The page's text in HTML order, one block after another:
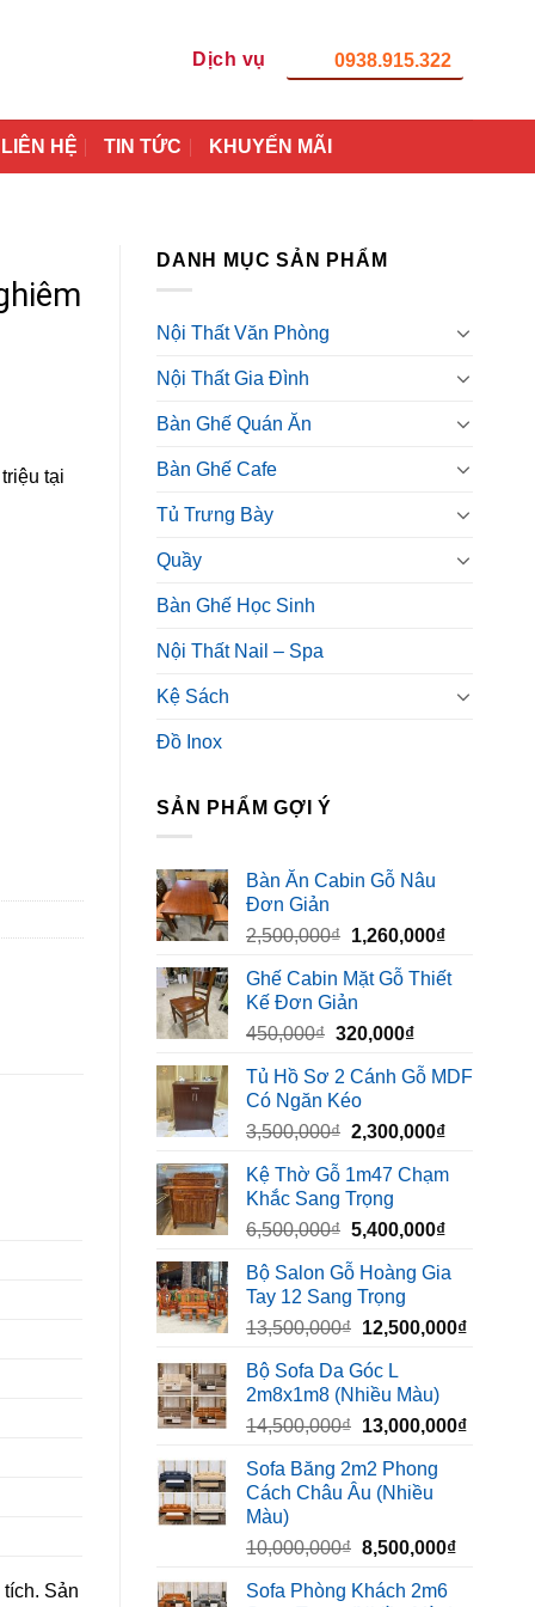
Dịch vụ 0938.915.322
LIÊN HỆ TIN TỨC KHUYẾN MÃI
DANH MỤC SẢN PHẨM
Nội Thất Văn Phòng
Nội Thất Gia Đình
Bàn Ghế Quán Ăn
Bàn Ghế Cafe
Tủ Trưng Bày
Quầy
Bàn Ghế Học Sinh
Nội Thất Nail – Spa
Kệ Sách
Đồ Inox
SẢN PHẨM GỢI Ý
Bàn Ăn Cabin Gỗ Nâu
Đơn Giản
2,500,000₫ Giá
là:
2,500,000₫.
1,260,000₫Giá
tại
Ghế Cabin Mặt Gỗ Thiết
Kế Đơn Giản
450,000₫ Giá
là:
450,000₫.
320,000₫Giá
tại
320,000₫.
Tủ Hồ Sơ 2 Cánh Gỗ MDF
Có Ngăn Kéo
3,500,000₫ Giá
là:
3,500,000₫.
2,300,000₫Giá
tại
Kệ Thờ Gỗ 1m47 Chạm
Khắc Sang Trọng
6,500,000₫ Giá
là:
6,500,000₫.
5,400,000₫Giá
tại
Bộ Salon Gỗ Hoàng Gia
Tay 12 Sang Trọng
13,500,000₫ Giá
là:
13,500,000₫.
12,500,000₫Giá
Bộ Sofa Da Góc L
2m8x1m8 (Nhiều Màu)
14,500,000₫ Giá
là:
14,500,000₫.
13,000,000₫Giá
Sofa Băng 2m2 Phong
Cách Châu Âu (Nhiều
Màu)
10,000,000₫ Giá
là:
8,500,000₫Giá
Sofa Phòng Khách 2m6
tại
Sản